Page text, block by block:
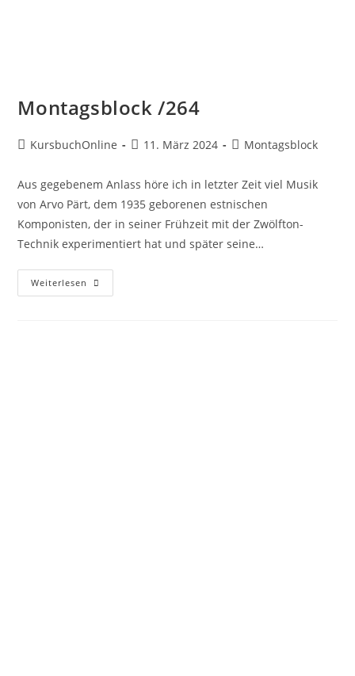
Montagsblock /264
KursbuchOnline 11. März 2024 Montagsblock
Aus gegebenem Anlass höre ich in letzter Zeit viel Musik
von Arvo Pärt, dem 1935 geborenen estnischen
Komponisten, der in seiner Frühzeit mit der Zwölfton-
Technik experimentiert hat und später seine…
Weiterlesen